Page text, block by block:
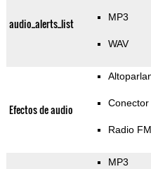
audio_alerts_list MP3
WAV
Efectos de audio
Radio FM
MP3